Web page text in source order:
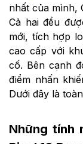
nhất của mình,
Cả hai đều
mới, tích hợp
cao cấp với
cố. Bên cạnh
điểm nhấn
Dưới đây là
Những tính